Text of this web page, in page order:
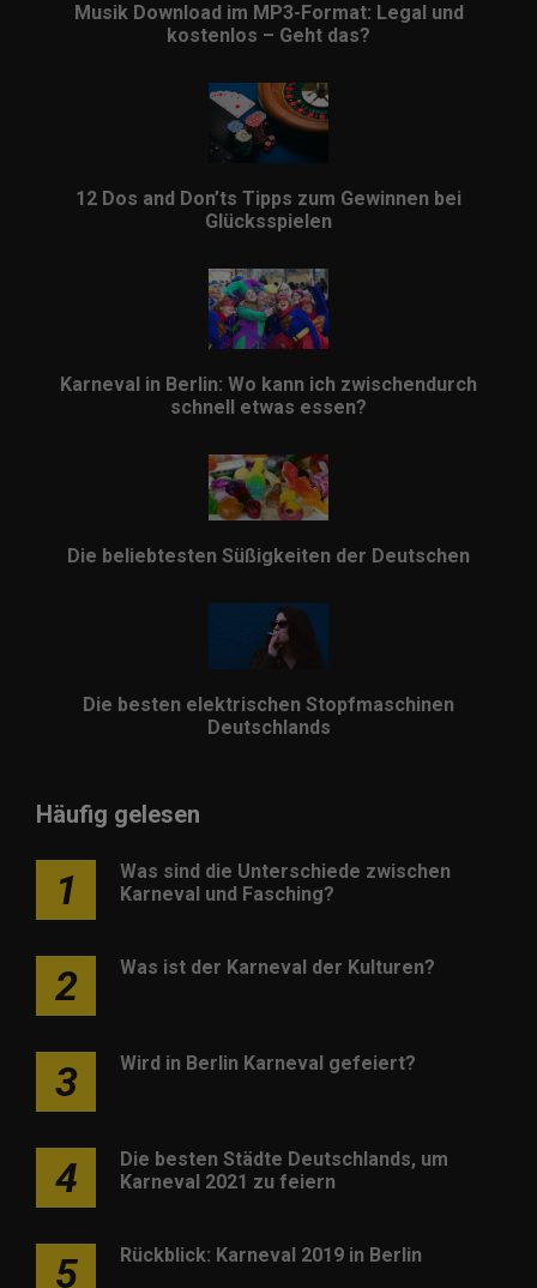
Musik Download im MP3-Format: Legal und
kostenlos – Geht das?
12 Dos and Don’ts Tipps zum Gewinnen bei
Glücksspielen
Karneval in Berlin: Wo kann ich zwischendurch
schnell etwas essen?
Die beliebtesten Süßigkeiten der Deutschen
Die besten elektrischen Stopfmaschinen
Deutschlands
Häufig gelesen
1
Was sind die Unterschiede zwischen
Karneval und Fasching?
2 Was ist der Karneval der Kulturen?
3 Wird in Berlin Karneval gefeiert?
4
Die besten Städte Deutschlands, um
Karneval 2021 zu feiern
5 Rückblick: Karneval 2019 in Berlin